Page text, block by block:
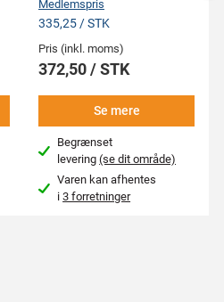
Medlemspris
335,25 / STK
Pris (inkl. moms)
372,50 / STK
Se mere
Begrænset
levering(se dit område)
Varen kan afhentes
i3 forretninger